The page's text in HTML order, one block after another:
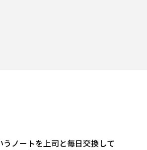
ノートを上司と毎日交換して